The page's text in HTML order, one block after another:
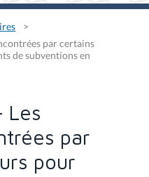
par certains
de subventions en
Les
par
pour